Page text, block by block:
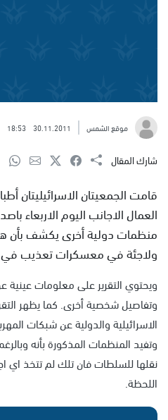
موقع الشمس 30.11.2011
18:53
شارك المقال
قامت الجمعيتان الاسرائيليتان
ولاجئة في معسكرات تعذيب في
ويحتوي التقرير على معلومات
وتفاصيل شخصية أخرى. كما يظهر
الاسرائيلية والدولية عن شبكات
وتفيد المنظمات المذكورة بأنه
نقلها للسلطات فان تلك لم تتخذ اي
اللحظة.